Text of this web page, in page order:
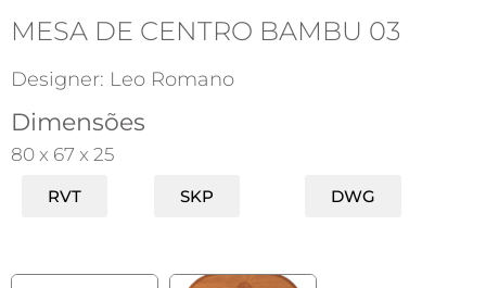
MESA DE CENTRO BAMBU 03
Designer: Leo Romano
Dimensões
80 x 67 x 25
RVT SKP DWG